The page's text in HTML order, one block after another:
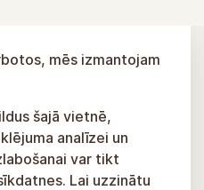
mēs izmantojam
šajā vietnē,
analīzei un
var tikt
Lai uzzinātu